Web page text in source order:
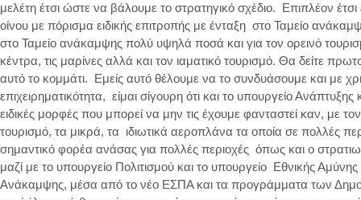
μελέτη έτσι ώστε να βάλουμε το στρατηγικό σχέδιο. Επιπλέον
οίνου με πόρισμα ειδικής επιτροπής με ένταξη στο Ταμείο
στο Ταμείο ανάκαμψης πολύ υψηλά ποσά και για τον ορεινό
κέντρα, τις μαρίνες αλλά και τον ιαματικό τουρισμό. Θα δείτε
αυτό το κομμάτι. Εμείς αυτό θέλουμε να το συνδυάσουμε και με
επιχειρηματικότητα, είμαι σίγουρη ότι και το υπουργείο
ειδικές μορφές που μπορεί να μην τις έχουμε φανταστεί καν, με
τουρισμό, τα μικρά, τα ιδιωτικά αεροπλάνα τα οποία σε πολλές
σημαντικό φορέα ανάσας για πολλές περιοχές όπως και ο
μαζί με το υπουργείο Πολιτισμού και το υπουργείο Εθνικής
Ανάκαμψης, μέσα από το νέο ΕΣΠΑ και τα προγράμματα των